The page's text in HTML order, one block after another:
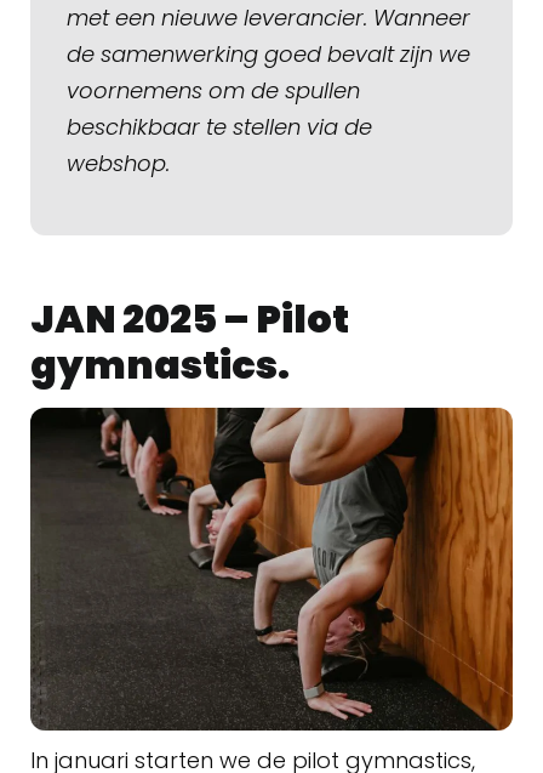
met een nieuwe leverancier. Wanneer
de samenwerking goed bevalt zijn we
voornemens om de spullen
beschikbaar te stellen via de
webshop.
JAN 2025 – Pilot
gymnastics.
In januari starten we de pilot gymnastics,